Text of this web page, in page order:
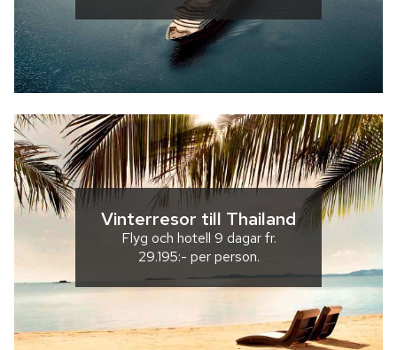
Vinterresor till Thailand
Flyg och hotell 9 dagarfr.
29.195:- per person.